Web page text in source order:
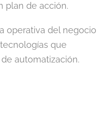
plan de acción.
operativa del negocio
que
automatización.